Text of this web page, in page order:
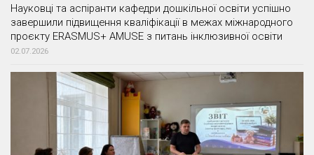
Науковці та аспіранти кафедри дошкільної освіти успішно
завершили підвищення кваліфікації в межах міжнародного
проєкту ERASMUS+ AMUSE з питань інклюзивної освіти
02.07.2026